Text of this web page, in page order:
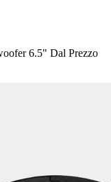
6.5" Dal Prezzo